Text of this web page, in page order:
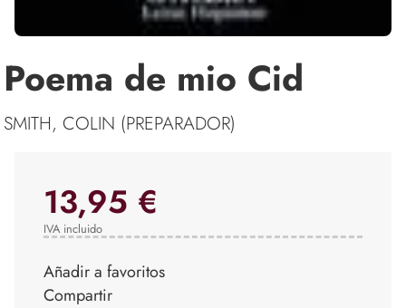
Poema de mio Cid
SMITH, COLIN (PREPARADOR)
13,95 €
IVA incluido
Añadir a favoritos
Compartir